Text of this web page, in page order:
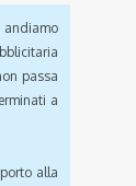
passa
a
alla